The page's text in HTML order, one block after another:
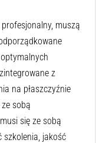
muszą
z
na płaszczyźnie
sobą
się ze sobą
szkolenia, jakość